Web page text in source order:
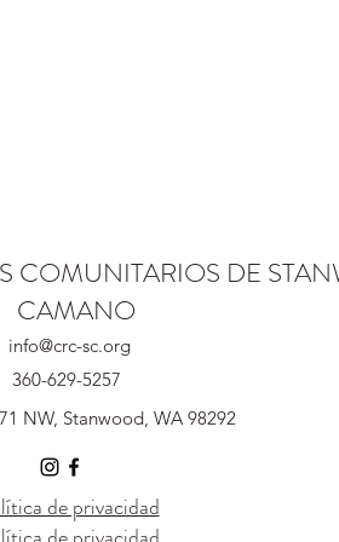
COMUNITARIOS DE
CAMANO
info@crc-sc.org
360-629-5257
NW, Stanwood, WA 98292
de privacidad